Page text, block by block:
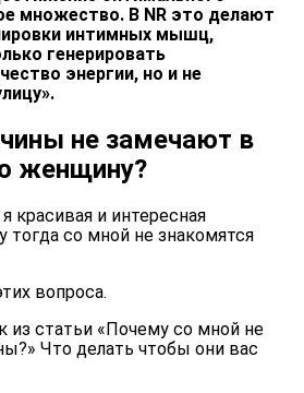
множество. В NR это делают
интимных мышц,
генерировать
энергии, но и не
не замечают в
женщину?
красивая и интересная
тогда со мной не знакомятся
вопроса.
из статьи«Почему со мной не
Что делать чтобы они вас